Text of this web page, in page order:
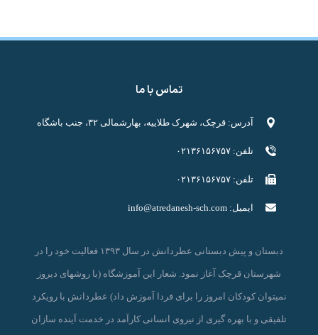
تماس با ما
آدرس: قرچک، شهرک طلاییه، بهارشمالی ۳۲، جنب باشگاه
تلفن: ۰۲۱۳۶۱۵۶۷۵۷
تلفن: ۰۲۱۳۶۱۵۶۷۵۷
ایمیل:info@atredanesh-sch.com
دبستان و پیش دبستانی عطردانش در سال ۱۳۹۳ فعالیت خود را در
شهرستان قرچک آغاز نمود. شعار این آموزشگاه (با روشهای دیروز
نمیتوان کودکان امروز را برای فردا آموزش داد) عطردانش با رویکرد
تلفیقی و با بهره گیری از نیروی انسانی کارآمد در خدمت آینده سازان